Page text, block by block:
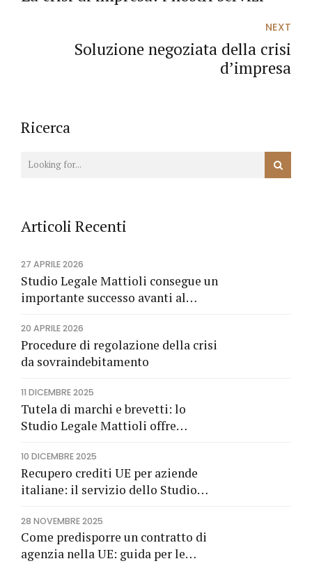
NEXT
Soluzione negoziata della crisi
d’impresa
Ricerca
Articoli Recenti
27 APRILE 2026
Studio Legale Mattioli consegue un
importante successo avanti al
20 APRILE 2026
Procedure di regolazione della crisi
da sovraindebitamento
11 DICEMBRE 2025
Tutela di marchi e brevetti: lo
Studio Legale Mattioli offre
giudizio
10 DICEMBRE 2025
Recupero crediti UE per aziende
italiane: il servizio dello Studio
28 NOVEMBRE 2025
Come predisporre un contratto di
agenzia nella UE: guida per le